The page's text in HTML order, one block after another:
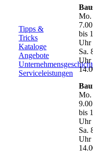
Tipps &
Tricks
Kataloge
Angebote
Serviceleistungen
Mo.
bis
Uhr
Sa.
Uhr
Mo.
bis
Uhr
Sa.
Uhr